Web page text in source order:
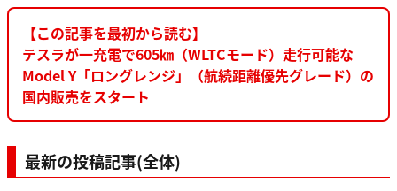
【この記事を最初から読む】
テスラが一充電で605㎞（WLTCモード）走行可能な
Model Y「ロングレンジ」（航続距離優先グレード）の
国内販売をスタート
最新の投稿記事(全体)